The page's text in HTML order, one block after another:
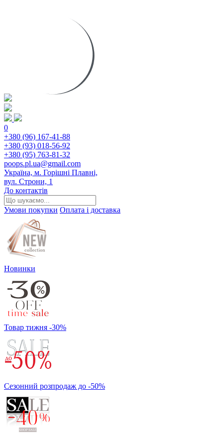
0
+380 (96) 167-41-88
+380 (93) 018-56-92
+380 (95) 763-81-32
poops.pl.ua@gmail.com
Україна, м. Горішні Плавні,
вул. Строни, 1
До контактів
Умови покупки Оплата і доставка
Новинки
Товар тижня -30%
Сезонний розпродаж до -50%